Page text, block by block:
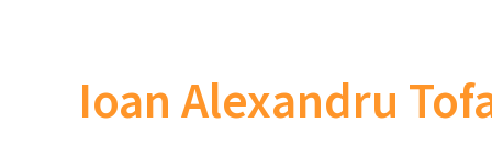
Ioan Alexandru